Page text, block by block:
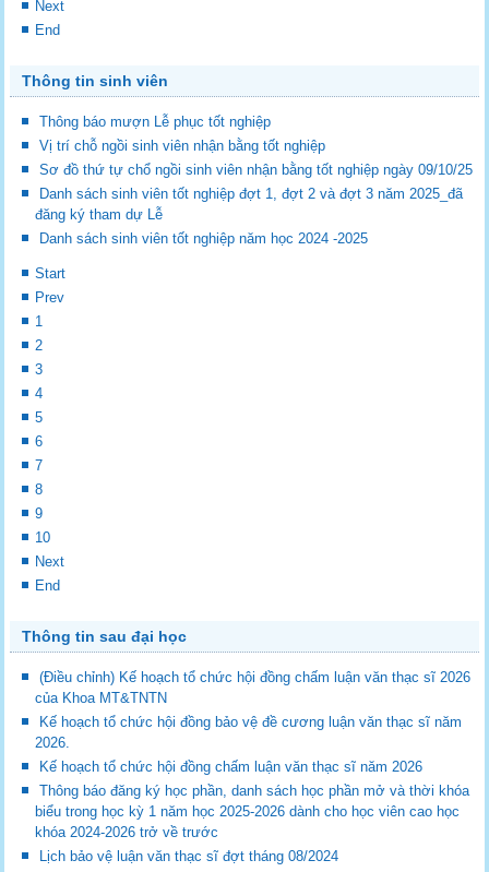
Next
End
Thông tin sinh viên
Thông báo mượn Lễ phục tốt nghiệp
Vị trí chỗ ngồi sinh viên nhận bằng tốt nghiệp
Sơ đồ thứ tự chổ ngồi sinh viên nhận bằng tốt nghiệp ngày 09/10/25
Danh sách sinh viên tốt nghiệp đợt 1, đợt 2 và đợt 3 năm 2025_đã
đăng ký tham dự Lễ
Danh sách sinh viên tốt nghiệp năm học 2024 -2025
Start
Prev
1
2
3
4
5
6
7
8
9
10
Next
End
Thông tin sau đại học
(Điều chỉnh) Kế hoạch tổ chức hội đồng chấm luận văn thạc sĩ 2026
của Khoa MT&TNTN
Kế hoạch tổ chức hội đồng bảo vệ đề cương luận văn thạc sĩ năm
2026.
Kế hoạch tổ chức hội đồng chấm luận văn thạc sĩ năm 2026
Thông báo đăng ký học phần, danh sách học phần mở và thời khóa
biểu trong học kỳ 1 năm học 2025-2026 dành cho học viên cao học
khóa 2024-2026 trở về trước
Lịch bảo vệ luận văn thạc sĩ đợt tháng 08/2024